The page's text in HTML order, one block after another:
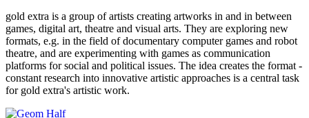
gold extra is a group of artists creating artworks in and in between
games, digital art, theatre and visual arts. They are exploring new
formats, e.g. in the field of documentary computer games and robot
theatre, and are experimenting with games as communication
platforms for social and political issues. The idea creates the format -
constant research into innovative artistic approaches is a central task
for gold extra's artistic work.